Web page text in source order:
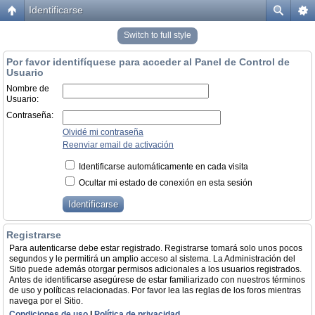
Identificarse
Switch to full style
Por favor identifíquese para acceder al Panel de Control de
Usuario
Nombre de
Usuario:
Contraseña:
Olvidé mi contraseña
Reenviar email de activación
Identificarse automáticamente en cada visita
Ocultar mi estado de conexión en esta sesión
Registrarse
Para autenticarse debe estar registrado. Registrarse tomará solo unos pocos
segundos y le permitirá un amplio acceso al sistema. La Administración del
Sitio puede además otorgar permisos adicionales a los usuarios registrados.
Antes de identificarse asegúrese de estar familiarizado con nuestros términos
de uso y políticas relacionadas. Por favor lea las reglas de los foros mientras
navega por el Sitio.